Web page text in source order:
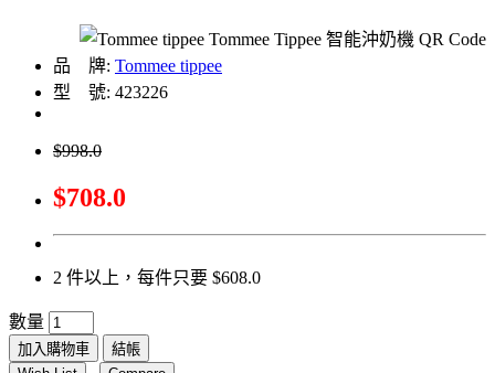
品 牌: Tommee tippee
型 號: 423226
$998.0
$708.0
2 件以上，每件只要 $608.0
數量
加入購物車
結帳